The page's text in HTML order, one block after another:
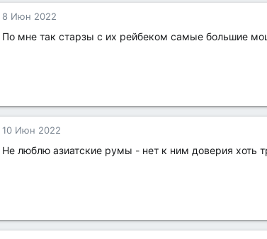
8 Июн 2022
По мне так старзы с их рейбеком самые большие
10 Июн 2022
Не люблю азиатские румы - нет к ним доверия хоть